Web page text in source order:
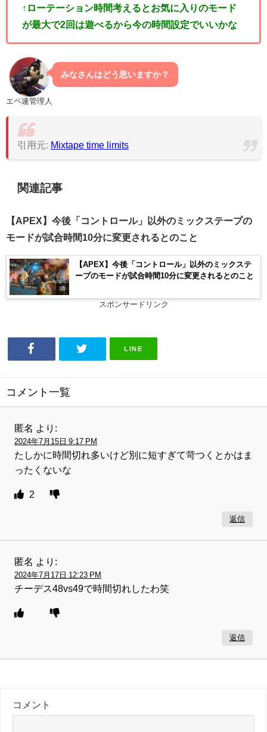
↑ローテーション時間考えるとお気に入りのモード
が最大で2回は遊べるから今の時間設定でいいかな
エペ速管理人
みなさんはどう思いますか？
引用元: Mixtape time limits
関連記事
【APEX】今後「コントロール」以外のミックステープの
モードが試合時間10分に変更されるとのこと
噂
【APEX】今後「コントロール」以外のミックステ
ープのモードが試合時間10分に変更されるとのこと
スポンサードリンク
LINE
コメント一覧
匿名 より:
2024年7月15日 9:17 PM
たしかに時間切れ多いけど別に短すぎて苛つくとかはま
ったくないな
2
返信
匿名 より:
2024年7月17日 12:23 PM
チーデス48vs49で時間切れしたわ笑
返信
コメント